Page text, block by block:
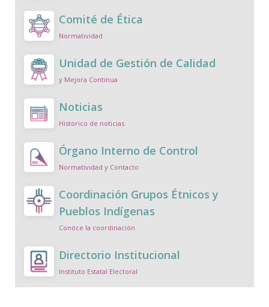
Comité de Ética
Normatividad
Unidad de Gestión de Calidad
y Mejora Continua
Noticias
Historico de noticias
Órgano Interno de Control
Normatividad y Contacto
Coordinación Grupos Étnicos y
Pueblos Indígenas
Conóce la coordinación
Directorio Institucional
Instituto Estatal Electoral